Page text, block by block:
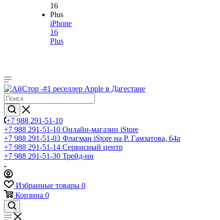
iPhone
16
Plus
+7 988 291-51-10
+7 988 291-51-10 Онлайн-магазин iStore
+7 988 291-51-03 Флагман iStore на Р. Гамзатова, 64а
+7 988 291-51-14 Сервисный центр
+7 988 291-51-30 Трейд-ин
Избранные товары 0
Корзина 0